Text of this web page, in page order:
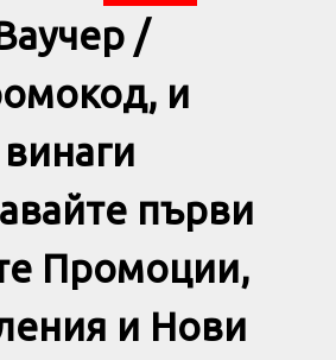
/
и
винаги
първи
Промоции,
и Нови